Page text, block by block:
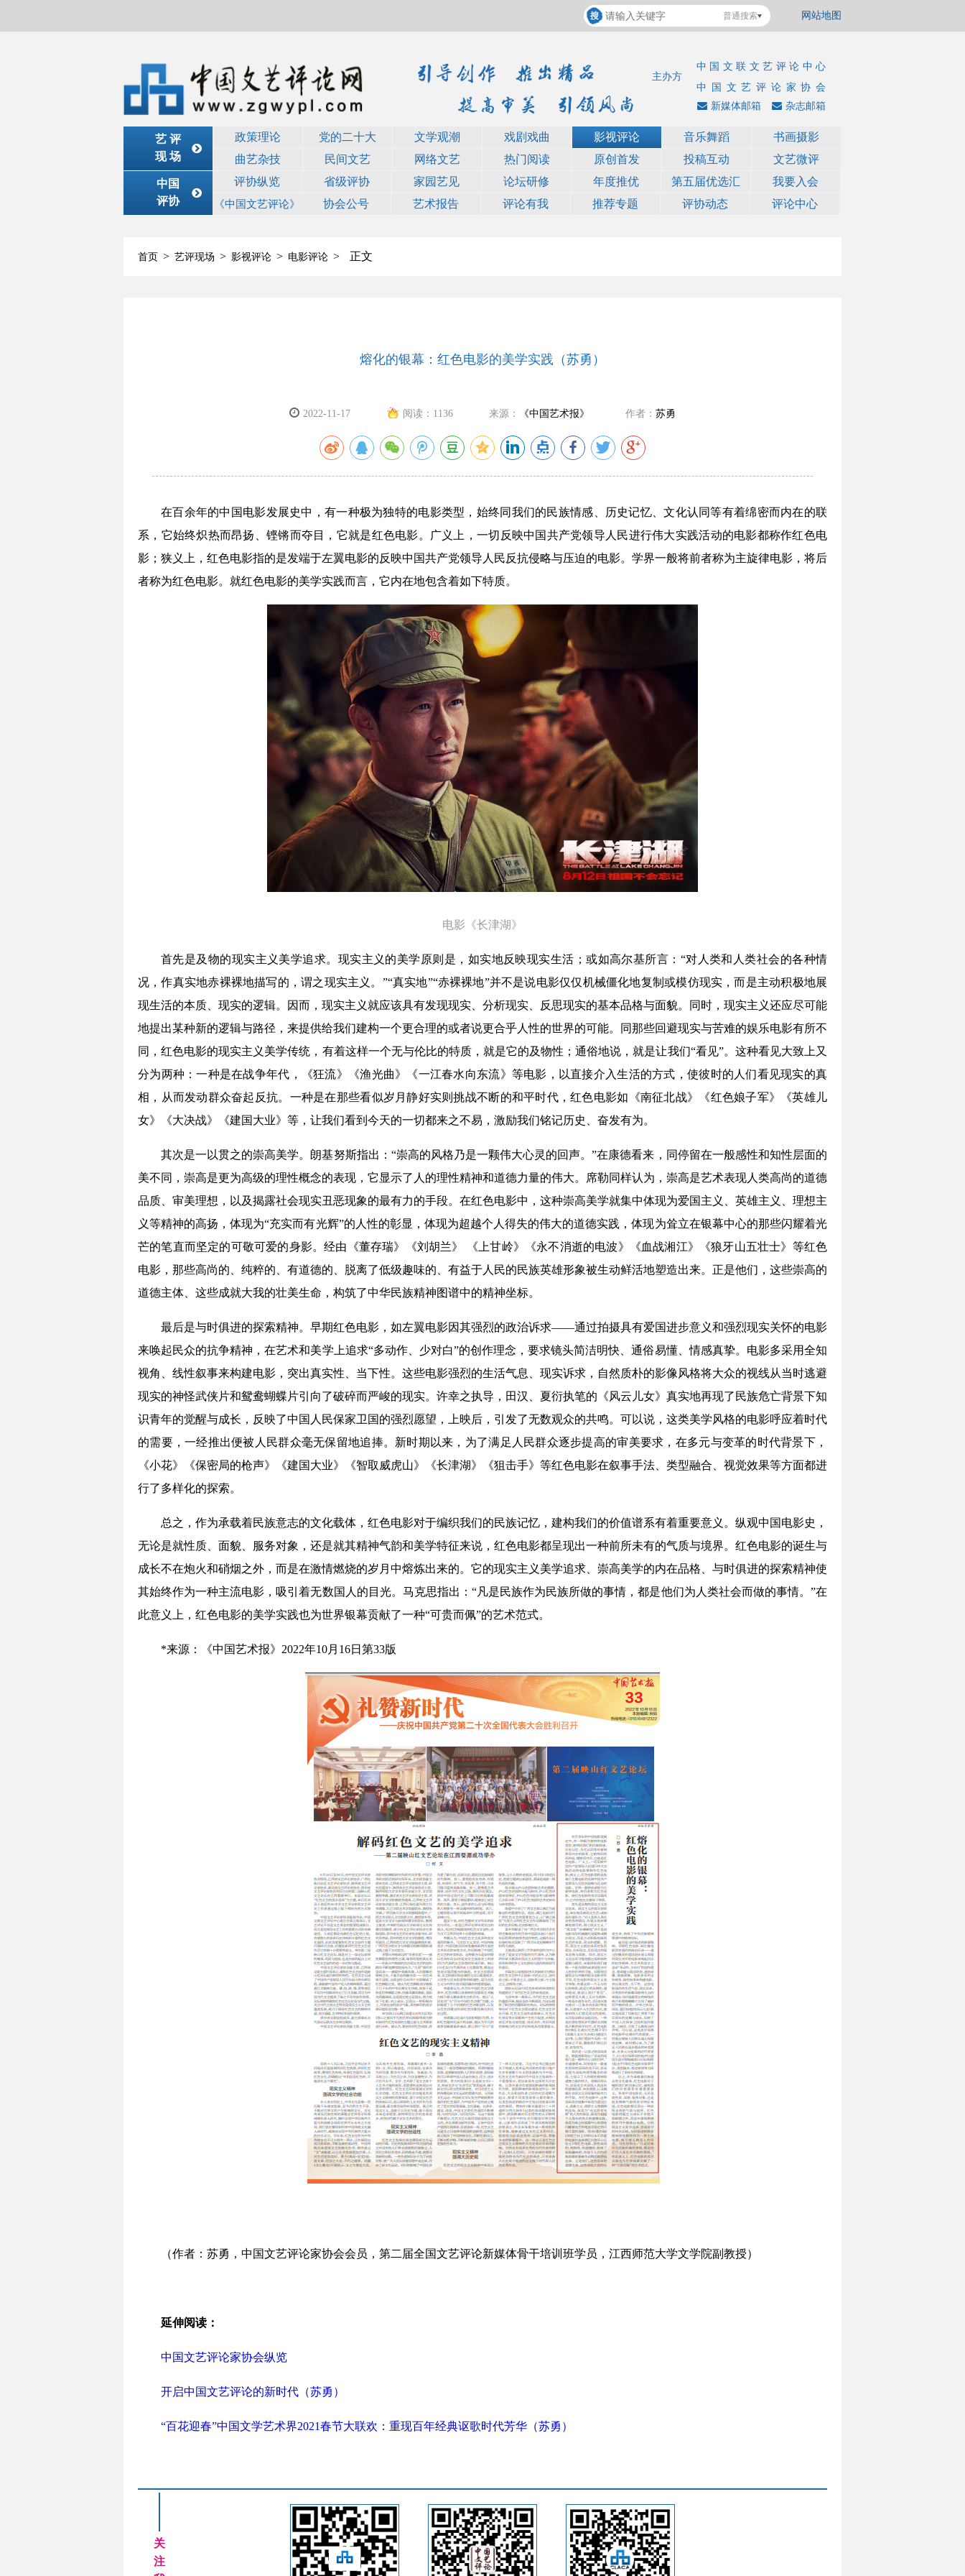
网站地图
普通搜索
中国文联文艺评论中心
中国文艺评论家协会
主办方
杂志邮箱
新媒体邮箱
艺 评
现 场
政策理论 党的二十大 文学观潮 戏剧戏曲 影视评论 音乐舞蹈
书画摄影
曲艺杂技
民间文艺 网络文艺 热门阅读 原创首发 投稿互动
文艺微评
中国
评协
评协纵览 省级评协 家园艺见 论坛研修 年度推优 第五届优选汇 我要入会
《中国文艺评论》 协会公号 艺术报告 评论有我 推荐专题 评协动态 评论中心
首页 > 艺评现场 > 影视评论 > 电影评论 > 正文
熔化的银幕：红色电影的美学实践（苏勇）
2022-11-17 阅读： 1136 来源： 《中国艺术报》 作者： 苏勇
在百余年的中国电影发展史中，有一种极为独特的电影类型，始终同我们的民族情感、历史记忆、文化认同等有着绵密而内在的联
系，它始终炽热而昂扬、铿锵而夺目，它就是红色电影。广义上，一切反映中国共产党领导人民进行伟大实践活动的电影都称作红色电
影；狭义上，红色电影指的是发端于左翼电影的反映中国共产党领导人民反抗侵略与压迫的电影。学界一般将前者称为主旋律电影，将后
者称为红色电影。就红色电影的美学实践而言，它内在地包含着如下特质。
电影《长津湖》
首先是及物的现实主义美学追求。现实主义的美学原则是，如实地反映现实生活；或如高尔基所言：“对人类和人类社会的各种情
况，作真实地赤裸裸地描写的，谓之现实主义。”“真实地”“赤裸裸地”并不是说电影仅仅机械僵化地复制或模仿现实，而是主动积极地展
现生活的本质、现实的逻辑。因而，现实主义就应该具有发现现实、分析现实、反思现实的基本品格与面貌。同时，现实主义还应尽可能
地提出某种新的逻辑与路径，来提供给我们建构一个更合理的或者说更合乎人性的世界的可能。同那些回避现实与苦难的娱乐电影有所不
同，红色电影的现实主义美学传统，有着这样一个无与伦比的特质，就是它的及物性；通俗地说，就是让我们“看见”。这种看见大致上又
分为两种：一种是在战争年代，《狂流》《渔光曲》《一江春水向东流》等电影，以直接介入生活的方式，使彼时的人们看见现实的真
相，从而发动群众奋起反抗。一种是在那些看似岁月静好实则挑战不断的和平时代，红色电影如《南征北战》《红色娘子军》《英雄儿
女》《大决战》《建国大业》等，让我们看到今天的一切都来之不易，激励我们铭记历史、奋发有为。
其次是一以贯之的崇高美学。朗基努斯指出：“崇高的风格乃是一颗伟大心灵的回声。”在康德看来，同停留在一般感性和知性层面的
美不同，崇高是更为高级的理性概念的表现，它显示了人的理性精神和道德力量的伟大。席勒同样认为，崇高是艺术表现人类高尚的道德
品质、审美理想，以及揭露社会现实丑恶现象的最有力的手段。在红色电影中，这种崇高美学就集中体现为爱国主义、英雄主义、理想主
义等精神的高扬，体现为“充实而有光辉”的人性的彰显，体现为超越个人得失的伟大的道德实践，体现为耸立在银幕中心的那些闪耀着光
芒的笔直而坚定的可敬可爱的身影。经由《董存瑞》《刘胡兰》 《上甘岭》《永不消逝的电波》《血战湘江》《狼牙山五壮士》等红色
电影，那些高尚的、纯粹的、有道德的、脱离了低级趣味的、有益于人民的民族英雄形象被生动鲜活地塑造出来。正是他们，这些崇高的
道德主体、这些成就大我的壮美生命，构筑了中华民族精神图谱中的精神坐标。
最后是与时俱进的探索精神。早期红色电影，如左翼电影因其强烈的政治诉求——通过拍摄具有爱国进步意义和强烈现实关怀的电影
来唤起民众的抗争精神，在艺术和美学上追求“多动作、少对白”的创作理念，要求镜头简洁明快、通俗易懂、情感真挚。电影多采用全知
视角、线性叙事来构建电影，突出真实性、当下性。这些电影强烈的生活气息、现实诉求，自然质朴的影像风格将大众的视线从当时逃避
现实的神怪武侠片和鸳鸯蝴蝶片引向了破碎而严峻的现实。许幸之执导，田汉、夏衍执笔的《风云儿女》真实地再现了民族危亡背景下知
识青年的觉醒与成长，反映了中国人民保家卫国的强烈愿望，上映后，引发了无数观众的共鸣。可以说，这类美学风格的电影呼应着时代
的需要，一经推出便被人民群众毫无保留地追捧。新时期以来，为了满足人民群众逐步提高的审美要求，在多元与变革的时代背景下，
《小花》《保密局的枪声》《建国大业》《智取威虎山》《长津湖》《狙击手》等红色电影在叙事手法、类型融合、视觉效果等方面都进
行了多样化的探索。
总之，作为承载着民族意志的文化载体，红色电影对于编织我们的民族记忆，建构我们的价值谱系有着重要意义。纵观中国电影史，
无论是就性质、面貌、服务对象，还是就其精神气韵和美学特征来说，红色电影都呈现出一种前所未有的气质与境界。红色电影的诞生与
成长不在炮火和硝烟之外，而是在激情燃烧的岁月中熔炼出来的。它的现实主义美学追求、崇高美学的内在品格、与时俱进的探索精神使
其始终作为一种主流电影，吸引着无数国人的目光。马克思指出：“凡是民族作为民族所做的事情，都是他们为人类社会而做的事情。”在
此意义上，红色电影的美学实践也为世界银幕贡献了一种“可贵而佩”的艺术范式。
*来源：《中国艺术报》2022年10月16日第33版
（作者：苏勇，中国文艺评论家协会会员，第二届全国文艺评论新媒体骨干培训班学员，江西师范大学文学院副教授）
延伸阅读：
中国文艺评论家协会纵览
开启中国文艺评论的新时代（苏勇）
“百花迎春”中国文学艺术界2021春节大联欢：重现百年经典讴歌时代芳华（苏勇）
关
注